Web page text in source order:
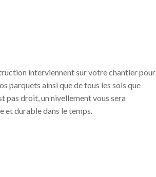
interviennent sur votre chantier pour
parquets ainsi que de tous les sols que
pas droit, un nivellement vous sera
et durable dans le temps.